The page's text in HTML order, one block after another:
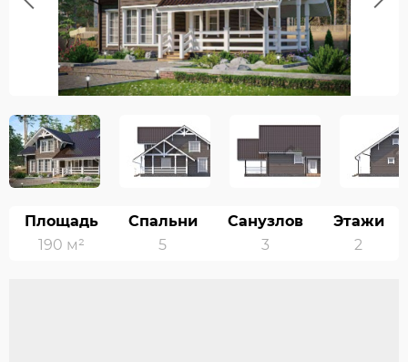
Площадь
190 м²
Спальни
5
Санузлов
3
Этажи
2